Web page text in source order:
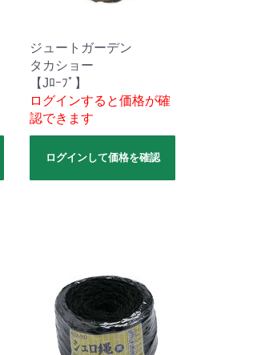
ジュートガーデン
タカショー
【Jﾛｰﾌﾟ】
ログインすると価格が確
認できます
ログインして価格を確認